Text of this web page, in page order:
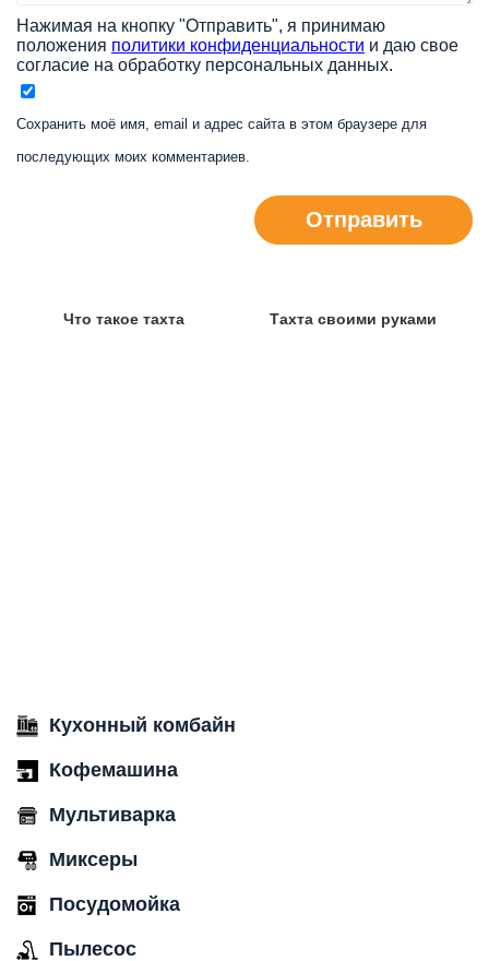
Нажимая на кнопку "Отправить", я принимаю
положения политики конфиденциальности и даю свое
согласие на обработку персональных данных.
Сохранить моё имя, email и адрес сайта в этом браузере для
последующих моих комментариев.
Отправить
Что такое тахта Тахта своими руками
Кухонный комбайн
Кофемашина
Мультиварка
Миксеры
Посудомойка
Пылесос